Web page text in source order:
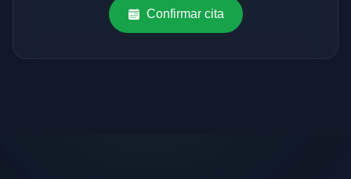
Confirmar cita